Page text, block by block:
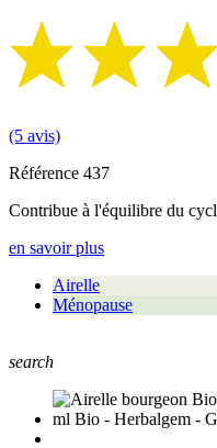
(5 avis)
Référence 437
Contribue à l'équilibre du
en savoir plus
Airelle
Ménopause
search